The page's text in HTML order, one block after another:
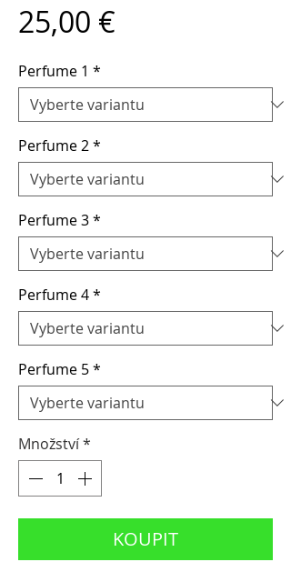
25,00 €
Perfume 1 *
Perfume 2*
Perfume 3*
Perfume 4*
Perfume 5*
Množství*
KOUPIT